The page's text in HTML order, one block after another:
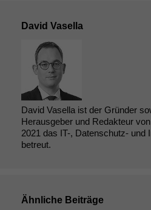
David Vasella
David Vasella ist der Gründer
Herausgeber und Redakteur
2021 das IT-, Datenschutz- und
betreut.
Ähnliche Beiträge